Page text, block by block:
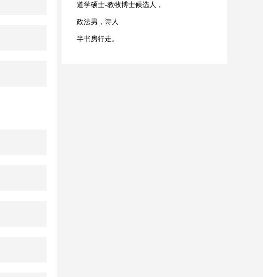
道学硕士-教牧博士候选人，
政法男，诗人
半书房行走。